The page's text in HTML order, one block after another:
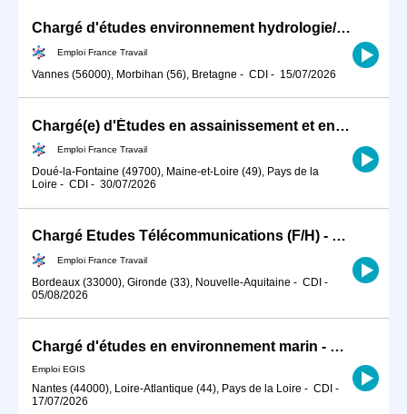
Chargé d'études environnement hydrologie/hydraulique (H/F)
Emploi France Travail
Vannes (56000), Morbihan (56), Bretagne - CDI - 15/07/2026
Chargé(e) d'Études en assainissement et environnement (H/F)
Emploi France Travail
Doué-la-Fontaine (49700), Maine-et-Loire (49), Pays de la
Loire - CDI - 30/07/2026
Chargé Etudes Télécommunications (F/H) - CDI - BORDEAUX
Emploi France Travail
Bordeaux (33000), Gironde (33), Nouvelle-Aquitaine - CDI -
05/08/2026
Chargé d'études en environnement marin - Nantes H/F
Emploi EGIS
Nantes (44000), Loire-Atlantique (44), Pays de la Loire - CDI -
17/07/2026